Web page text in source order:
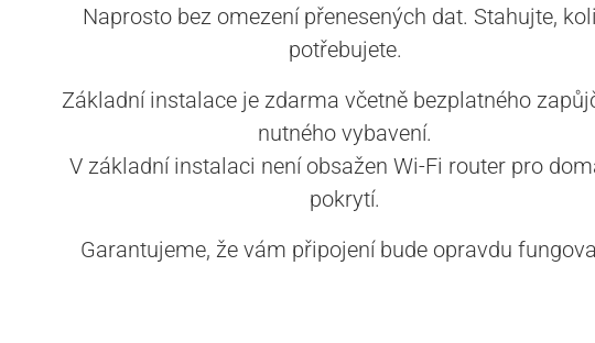
Naprosto bez omezení přenesených dat. Stahujte,
potřebujete.
Základní instalace je zdarma včetně bezplatného
nutného vybavení.
V základní instalaci není obsažen Wi-Fi router pro
pokrytí.
Garantujeme, že vám připojení bude opravdu